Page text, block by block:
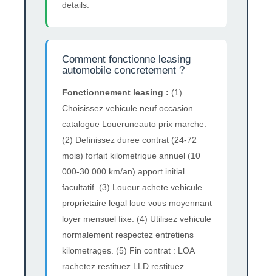
details.
Comment fonctionne leasing
automobile concretement ?
Fonctionnement leasing : (1)
Choisissez vehicule neuf occasion
catalogue Loueruneauto prix marche.
(2) Definissez duree contrat (24-72
mois) forfait kilometrique annuel (10
000-30 000 km/an) apport initial
facultatif. (3) Loueur achete vehicule
proprietaire legal loue vous moyennant
loyer mensuel fixe. (4) Utilisez vehicule
normalement respectez entretiens
kilometrages. (5) Fin contrat : LOA
rachetez restituez LLD restituez